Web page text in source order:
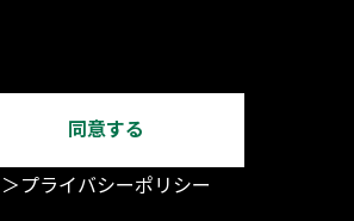
同意する
＞プライバシーポリシー